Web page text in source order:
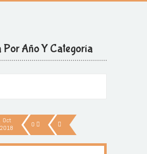
Por Año Y Categoría
Oct
2018
0